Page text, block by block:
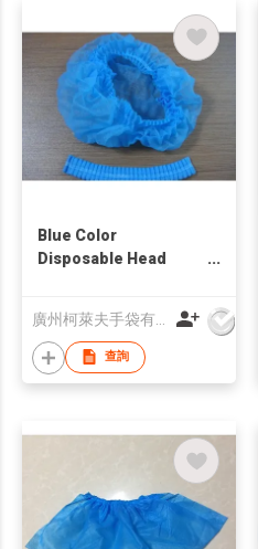
Blue Color
Disposable Head
查詢